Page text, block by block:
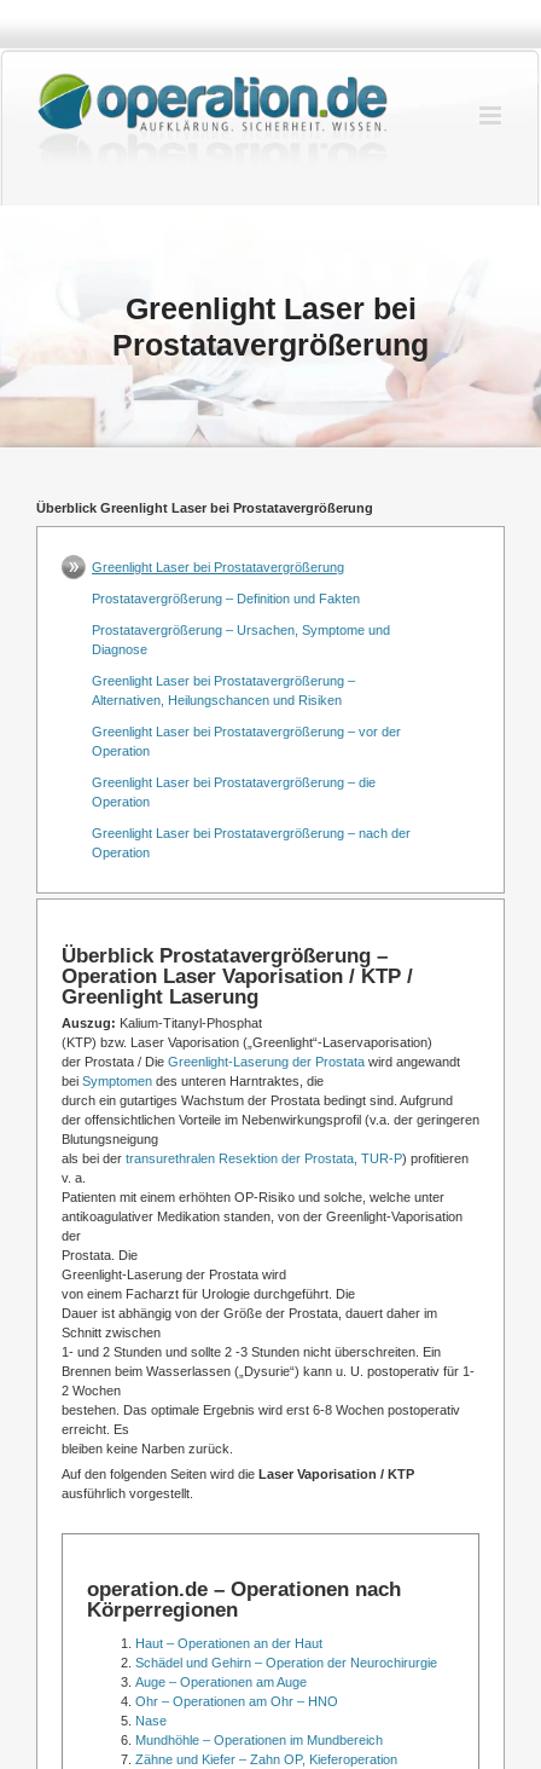
springen
Greenlight Laser bei
Prostatavergrößerung
Überblick Greenlight Laser bei Prostatavergrößerung
Greenlight Laser bei Prostatavergrößerung
Prostatavergrößerung – Definition und Fakten
Prostatavergrößerung – Ursachen, Symptome und
Diagnose
Greenlight Laser bei Prostatavergrößerung –
Alternativen, Heilungschancen und Risiken
Greenlight Laser bei Prostatavergrößerung – vor der
Operation
Greenlight Laser bei Prostatavergrößerung – die
Operation
Greenlight Laser bei Prostatavergrößerung – nach der
Operation
Überblick Prostatavergrößerung –
Operation Laser Vaporisation / KTP /
Greenlight Laserung
Auszug: Kalium-Titanyl-Phosphat
(KTP) bzw. Laser Vaporisation („Greenlight“-Laservaporisation)
der Prostata / Die Greenlight-Laserung der Prostata wird angewandt
bei Symptomen des unteren Harntraktes, die
durch ein gutartiges Wachstum der Prostata bedingt sind. Aufgrund
der offensichtlichen Vorteile im Nebenwirkungsprofil (v.a. der geringeren
Blutungsneigung
als bei der transurethralen Resektion der Prostata, TUR-P) profitieren
v. a.
Patienten mit einem erhöhten OP-Risiko und solche, welche unter
antikoagulativer Medikation standen, von der Greenlight-Vaporisation
der
Prostata. Die
Greenlight-Laserung der Prostata wird
von einem Facharzt für Urologie durchgeführt. Die
Dauer ist abhängig von der Größe der Prostata, dauert daher im
Schnitt zwischen
1- und 2 Stunden und sollte 2 -3 Stunden nicht überschreiten. Ein
Brennen beim Wasserlassen („Dysurie“) kann u. U. postoperativ für 1-
2 Wochen
bestehen. Das optimale Ergebnis wird erst 6-8 Wochen postoperativ
erreicht. Es
bleiben keine Narben zurück.
Auf den folgenden Seiten wird die Laser Vaporisation / KTP
ausführlich vorgestellt.
operation.de – Operationen nach
Körperregionen
Haut – Operationen an der Haut
Schädel und Gehirn – Operation der Neurochirurgie
Auge – Operationen am Auge
Ohr – Operationen am Ohr – HNO
Nase
Mundhöhle – Operationen im Mundbereich
Zähne und Kiefer – Zahn OP, Kieferoperation